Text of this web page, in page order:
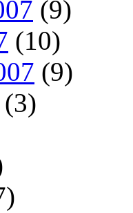
(9)
(10)
(9)
(3)